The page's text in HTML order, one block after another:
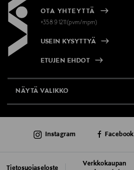
OTA YHTEYTTÄ
+358 9 1211(pvm/mpm)
USEIN KYSYTTYÄ
ETUJEN EHDOT
NÄYTÄ VALIKKO
AJANKOHTAISTA
Verkkokaupan
Instagram Facebook